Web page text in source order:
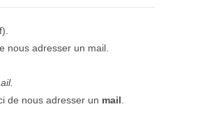
nous adresser un mail.
de nous adresser un mail